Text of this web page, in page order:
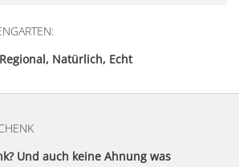
Regional, Natürlich, Echt
Und auch keine Ahnung was